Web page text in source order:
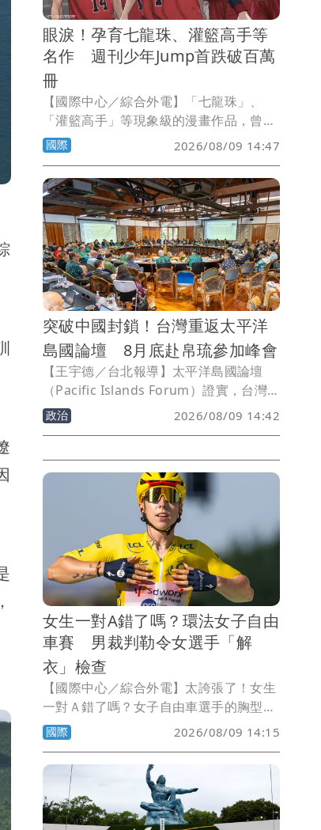
眼淚！孕育七龍珠、灌籃高手等
名作 週刊少年Jump首跌破百萬
冊
【國際中心／綜合外電】「七龍珠」、
「灌籃高手」等現象級的漫畫作品，曾經
影響了亞洲，甚至全球數代年輕人的成
長。感傷的是，發掘、孕育這些經典作品
的日本漫畫雜誌「週刊少年Jump」也擋
不了紙本退潮的趨勢，本期發行量首度跌
破100萬冊。這也意味著日本國內發行量
超過100萬冊的紙本雜誌，已經實質歸
零。
國際 2026/08/09 14:47
突破中國封鎖！台灣重返太平洋
島國論壇 8月底赴帛琉參加峰會
【王宇德／台北報導】太平洋島國論壇
（Pacific Islands Forum）證實，台灣
今年將受邀出席8月底在友邦帛琉舉行的
年度領袖峰會，時隔一年重返會場。論壇
的發展夥伴」，展現台灣在太平洋地區的
外交與發展合作仍獲支持。
政治 2026/08/09 14:42
女生一對A錯了嗎？環法女子自由
車賽 男裁判勒令女選手「解
衣」檢查
【國際中心／綜合外電】太誇張了！女生
一對Ａ錯了嗎？女子自由車選手的胸型尺
寸也會影響競賽成績嗎？自由車界頂級賽
事環法女子自由車賽（Tour de France
Femmes）傳出爭議事件，主辦單位為了
檢查身材較瘦的參賽選手是否在車衣內暗
藏「胸部整流罩（Chest Fairing）」，
藉以降低風阻獲得競爭優勢，竟然要求較
國際 2026/08/09 14:15